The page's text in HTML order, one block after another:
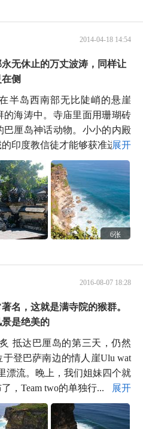
2014-04-18 14:54
无休止的万丈波涛，同样让
在侧
半岛西南部无比陡峭的悬崖
的海涛中。寺庙里面用珊瑚砖
厘岛神话动物。小小的内殿
印度教信徒才能够获准进...
展开
6张
2016-08-07 18:28
名，这就是满寺院的猴群。
是绝美的
抵达巴厘岛的第三天，仍然
登巴萨南边的情人崖Ulu wat
漂流。晚上，我们姐妹四个就
，Team two的单独行...
展开